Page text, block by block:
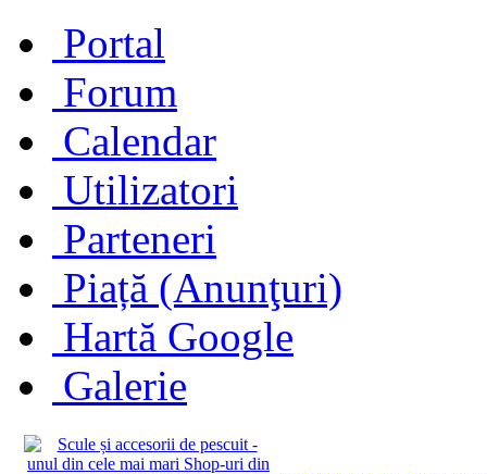
Portal
Forum
Calendar
Utilizatori
Parteneri
Piață (Anunţuri)
Hartă Google
Galerie